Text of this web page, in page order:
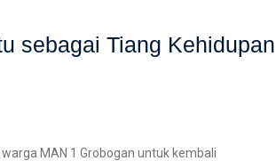
sebagai Tiang Kehidupan
MAN 1 Grobogan untuk kembali